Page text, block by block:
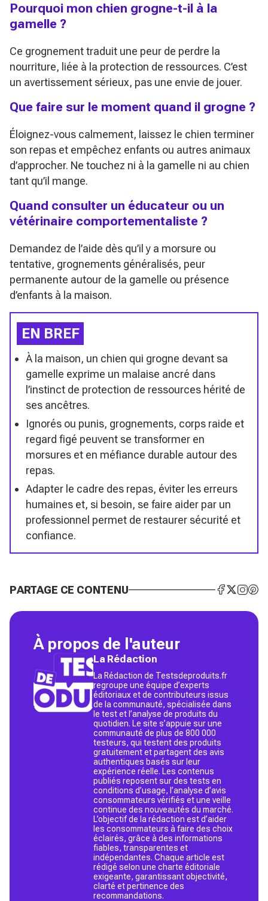
Pourquoi mon chien grogne-t-il à la
gamelle ?
Ce grognement traduit une peur de perdre la
nourriture, liée à la protection de ressources. C’est
un avertissement sérieux, pas une envie de jouer.
Que faire sur le moment quand il grogne ?
Éloignez-vous calmement, laissez le chien terminer
son repas et empêchez enfants ou autres animaux
d’approcher. Ne touchez ni à la gamelle ni au chien
tant qu’il mange.
Quand consulter un éducateur ou un
vétérinaire comportementaliste ?
Demandez de l’aide dès qu’il y a morsure ou
tentative, grognements généralisés, peur
permanente autour de la gamelle ou présence
d’enfants à la maison.
EN BREF
À la maison, un chien qui grogne devant sa
gamelle exprime un malaise ancré dans
l’instinct de protection de ressources hérité de
ses ancêtres.
Ignorés ou punis, grognements, corps raide et
regard figé peuvent se transformer en
morsures et en méfiance durable autour des
repas.
Adapter le cadre des repas, éviter les erreurs
humaines et, si besoin, se faire aider par un
professionnel permet de restaurer sécurité et
confiance.
PARTAGE CE CONTENU
À propos de l'auteur
La Rédaction
La Rédaction de Testsdeproduits.fr
regroupe une équipe d’experts
éditoriaux et de contributeurs issus
de la communauté, spécialisée dans
le test et l’analyse de produits du
quotidien. Le site s’appuie sur une
communauté de plus de 800 000
testeurs, qui testent des produits
gratuitement et partagent des avis
authentiques basés sur leur
expérience réelle. Les contenus
publiés reposent sur des tests en
conditions d’usage, l’analyse d’avis
consommateurs vérifiés et une veille
continue des nouveautés du marché.
L’objectif de la rédaction est d’aider
les consommateurs à faire des choix
éclairés, grâce à des informations
fiables, transparentes et
indépendantes. Chaque article est
rédigé selon une charte éditoriale
exigeante, garantissant objectivité,
clarté et pertinence des
recommandations.